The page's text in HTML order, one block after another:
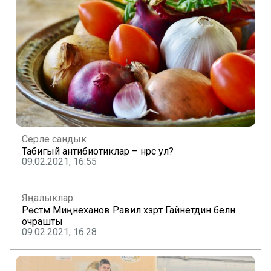
Серле сандык
Табигый антибиотиклар – нәрсә ул?
09.02.2021, 16:55
Яңалыклар
Рөстәм Миңнеханов Равил хәзрәт Гайнетдин белән
очрашты
09.02.2021, 16:28